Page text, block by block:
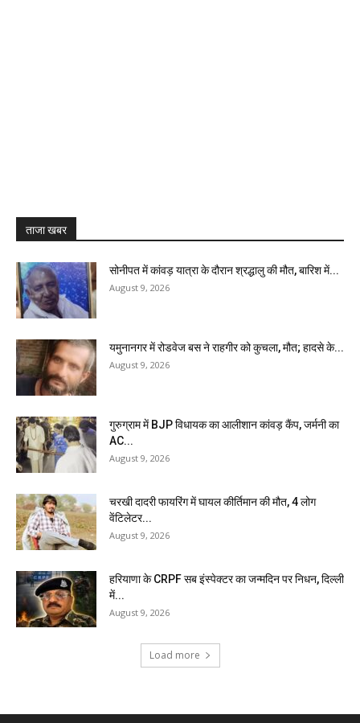
ताजा खबर
सोनीपत में कांवड़ यात्रा के दौरान श्रद्धालु की मौत, बारिश में...
August 9, 2026
यमुनानगर में रोडवेज बस ने राहगीर को कुचला, मौत; हादसे के...
August 9, 2026
गुरुग्राम में BJP विधायक का आलीशान कांवड़ कैंप, जर्मनी का
AC...
August 9, 2026
चरखी दादरी फायरिंग में घायल कीर्तिमान की मौत, 4 लोग
वेंटिलेटर...
August 9, 2026
हरियाणा के CRPF सब इंस्पेक्टर का जन्मदिन पर निधन, दिल्ली
में...
August 9, 2026
Load more